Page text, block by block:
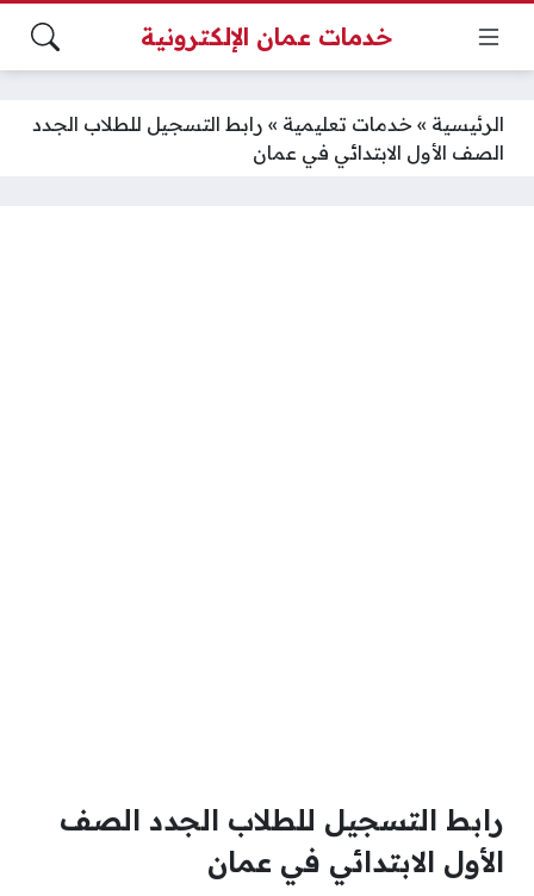
خدمات عمان الإلكترونية
الرئيسية » خدمات تعليمية » رابط التسجيل للطلاب الجدد
الصف الأول الابتدائي في عمان
رابط التسجيل للطلاب الجدد الصف
الأول الابتدائي في عمان